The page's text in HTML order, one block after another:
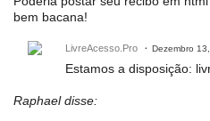
bem bacana!
LivreAcesso.Pro Dezembro
Estamos a disposição:
Raphael disse: